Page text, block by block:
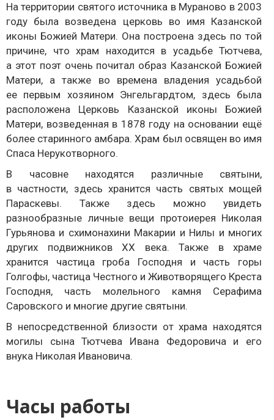
На территории святого источника в Мураново в 2003
году была возведена церковь во имя Казанской
иконы Божией Матери. Она построена здесь по той
причине, что храм находится в усадьбе Тютчева,
а этот поэт очень почитал образ Казанской Божией
Матери, а также во времена владения усадьбой
ее первым хозяином Энгельгардтом, здесь была
расположена Церковь Казанской иконы Божией
Матери, возведенная в 1878 году на основании ещё
более старинного амбара. Храм был освящен во имя
Спаса Нерукотворного.
В часовне находятся различные святыни,
в частности, здесь хранится часть святых мощей
Параскевы. Также здесь можно увидеть
разнообразные личные вещи протоиерея Николая
Гурьянова и схимонахини Макарии и Нилы и многих
других подвижников ХХ века. Также в храме
хранится частица гроба Господня и часть горы
Голгофы, частица Честного и Животворящего Креста
Господня, часть молельного камня Серафима
Саровского и многие другие святыни.
В непосредственной близости от храма находятся
могилы сына Тютчева Ивана Федоровича и его
внука Николая Ивановича.
Часы работы